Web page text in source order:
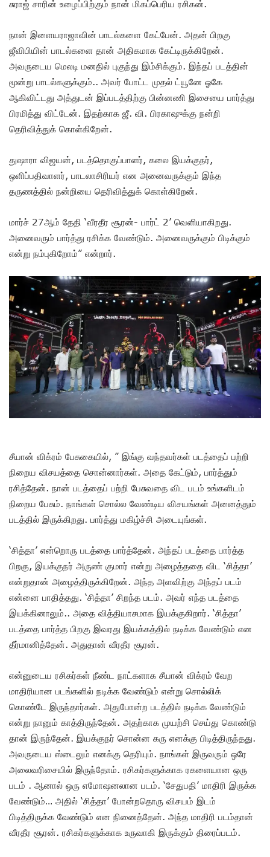
சுராஜ் சாரின் உழைப்பிற்கும் நான் மிகப்பெரிய ரசிகன்.
நான் இளையராஜாவின் பாடல்களை கேட்பேன். அதன் பிறகு
ஜீவிபியின் பாடல்களை தான் அதிகமாக கேட்டிருக்கிறேன்.
அவருடைய மெலடி மனதில் புகுந்து இம்சிக்கும். இந்தப் படத்தின்
மூன்று பாடல்களுக்கும்.. அவர் போட்ட முதல் ட்யூனே ஓகே
ஆகிவிட்டது அத்துடன் இப்படத்திற்கு பின்னணி இசையை பார்த்து
பிரமித்து விட்டேன். இதற்காக ஜீ. வி. பிரகாஷுக்கு நன்றி
தெரிவித்துக் கொள்கிறேன்.
துஷாரா விஜயன், படத்தொகுப்பாளர், கலை இயக்குநர்,
ஒளிப்பதிவாளர், பாடலாசிரியர் என அனைவருக்கும் இந்த
தருணத்தில் நன்றியை தெரிவித்துக் கொள்கிறேன்.
மார்ச் 27ஆம் தேதி ‘வீரதீர சூரன்- பார்ட் 2’ வெளியாகிறது.
அனைவரும் பார்த்து ரசிக்க வேண்டும். அனைவருக்கும் பிடிக்கும்
என்று நம்புகிறோம்” என்றார்.
சீயான் விக்ரம் பேசுகையில், ” இங்கு வந்தவர்கள் படத்தைப் பற்றி
நிறைய விசயத்தை சொன்னார்கள். அதை கேட்டும், பார்த்தும்
ரசித்தேன். நான் படத்தைப் பற்றி பேசுவதை விட படம் உங்களிடம்
நிறைய பேசும். நாங்கள் சொல்ல வேண்டிய விசயங்கள் அனைத்தும்
படத்தில் இருக்கிறது. பார்த்து மகிழ்ச்சி அடையுங்கள்.
‘சித்தா’ என்றொரு படத்தை பார்த்தேன். அந்தப் படத்தை பார்த்த
பிறகு, இயக்குநர் அருண் குமார் என்று அழைத்ததை விட ‘சித்தா’
என்றுதான் அழைத்திருக்கிறேன். அந்த அளவிற்கு அந்தப் படம்
என்னை பாதித்தது. ‘சித்தா’ சிறந்த படம். அவர் எந்த படத்தை
இயக்கினாலும்.. அதை வித்தியாசமாக இயக்குகிறார். ‘சித்தா’
படத்தை பார்த்த பிறகு இவரது இயக்கத்தில் நடிக்க வேண்டும் என
தீர்மானித்தேன். அதுதான் வீரதீர சூரன்.
என்னுடைய ரசிகர்கள் நீண்ட நாட்களாக சீயான் விக்ரம் வேற
மாதிரியான படங்களில் நடிக்க வேண்டும் என்று சொல்லிக்
கொண்டே இருந்தார்கள். அதுபோன்ற படத்தில் நடிக்க வேண்டும்
என்று நானும் காத்திருந்தேன். அதற்காக முயற்சி செய்து கொண்டு
தான் இருந்தேன். இயக்குநர் சொன்ன கரு எனக்கு பிடித்திருந்தது.
அவருடைய ஸ்டைலும் எனக்கு தெரியும். நாங்கள் இருவரும் ஒரே
அலைவரிசையில் இருந்தோம். ரசிகர்களுக்காக ரகளையான ஒரு
படம் . ஆனால் ஒரு எமோஷனலான படம். ‘சேதுபதி’ மாதிரி இருக்க
வேண்டும்… அதில் ‘சித்தா’ போன்றதொரு விசயம் இடம்
பிடித்திருக்க வேண்டும் என நினைத்தேன். அந்த மாதிரி படம்தான்
வீரதீர சூரன். ரசிகர்களுக்காக உருவாகி இருக்கும் திரைப்படம்.